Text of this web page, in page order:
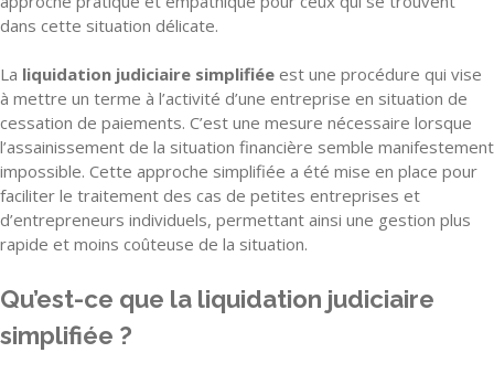
dans cette situation délicate.
La liquidation judiciaire simplifiée est une procédure qui vise
à mettre un terme à l’activité d’une entreprise en situation de
cessation de paiements. C’est une mesure nécessaire lorsque
l’assainissement de la situation financière semble manifestement
impossible. Cette approche simplifiée a été mise en place pour
faciliter le traitement des cas de petites entreprises et
d’entrepreneurs individuels, permettant ainsi une gestion plus
rapide et moins coûteuse de la situation.
Qu’est-ce que la liquidation judiciaire
simplifiée ?